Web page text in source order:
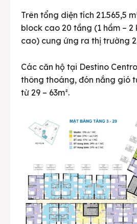
Trên tổng diện tích 21.565,5
block cao 20 tầng (1 hầm – 2
cao) cung ứng ra thị trường
Các căn hộ tại Destino
thông thoáng, đón nắng gió
từ 29 – 63m².